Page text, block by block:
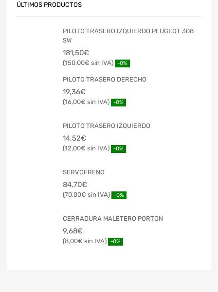
ÚLTIMOS PRODUCTOS
PILOTO TRASERO IZQUIERDO PEUGEOT 308
SW
181,50€
150,00€ -0%
PILOTO TRASERO DERECHO
19,36€
16,00€ -0%
PILOTO TRASERO IZQUIERDO
14,52€
12,00€ -0%
SERVOFRENO
84,70€
70,00€ -0%
CERRADURA MALETERO PORTON
9,68€
8,00€ -0%